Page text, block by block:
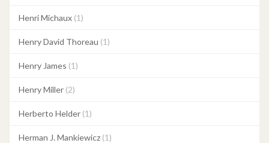
Henri Michaux (1)
Henry David Thoreau (1)
Henry James (1)
Henry Miller (2)
Herberto Helder (1)
Herman J. Mankiewicz (1)